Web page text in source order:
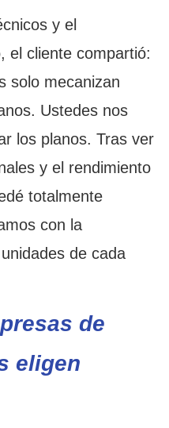
y el
el cliente compartió:
solo mecanizan
Ustedes nos
los planos. Tras ver
y el rendimiento
totalmente
con la
de cada
de
eligen